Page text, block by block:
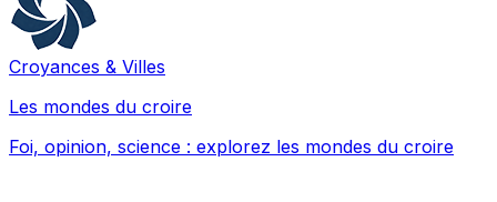
Croyances & Villes
Les mondes du croire
Foi, opinion, science : explorez les mondes du croire